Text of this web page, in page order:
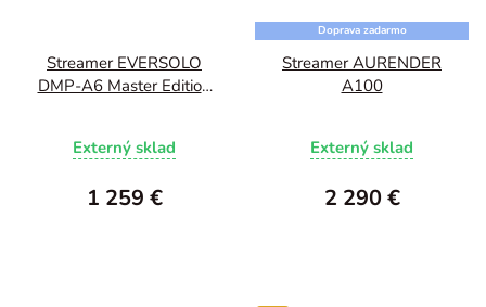
Streamer EVERSOLO
DMP-A6 Master Edition
Externý sklad
1 259 €
Doprava zadarmo
Streamer AURENDER
A100
Externý sklad
2 290 €